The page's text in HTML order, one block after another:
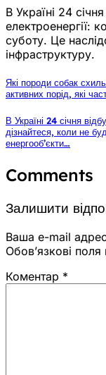
В Україні 24
електроенергії:
суботу. Це
інфраструктуру.
Які породи собак
активних порід, які
В Україні 24 січня
дізнайтеся, коли не
енергооб’єкти…
Comments
Залишити
Ваша e-mail
Обов’язкові поля
Коментар *